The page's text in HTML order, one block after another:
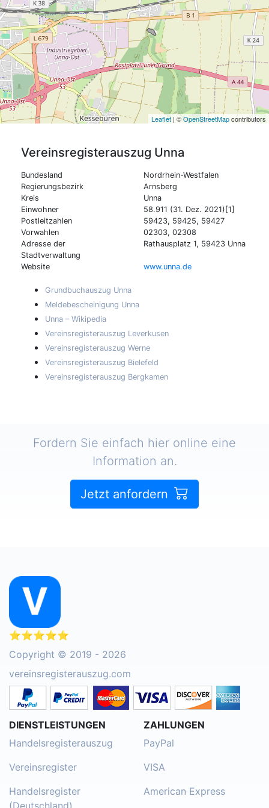
Leaflet | ©OpenStreetMapcontributors
Vereinsregisterauszug Unna
Bundesland
Nordrhein-Westfalen
Regierungsbezirk
Arnsberg
Kreis
Unna
Einwohner
58.911 (31. Dez. 2021)[1]
Postleitzahlen
59423, 59425, 59427
Vorwahlen
02303, 02308
Adresse der
Stadtverwaltung
Rathausplatz 1, 59423 Unna
Website www.unna.de
Grundbuchauszug Unna
Meldebescheinigung Unna
Unna – Wikipedia
Vereinsregisterauszug Leverkusen
Vereinsregisterauszug Werne
Vereinsregisterauszug Bielefeld
Vereinsregisterauszug Bergkamen
Fordern Sie einfach hier online eine
Information an.
Jetzt anfordern
⭐⭐⭐⭐⭐
Copyright © 2019 - 2026
vereinsregisterauszug.com
DIENSTLEISTUNGEN
Handelsregisterauszug
Vereinsregister
Handelsregister
(Deutschland)
ZAHLUNGEN
PayPal
VISA
American Express